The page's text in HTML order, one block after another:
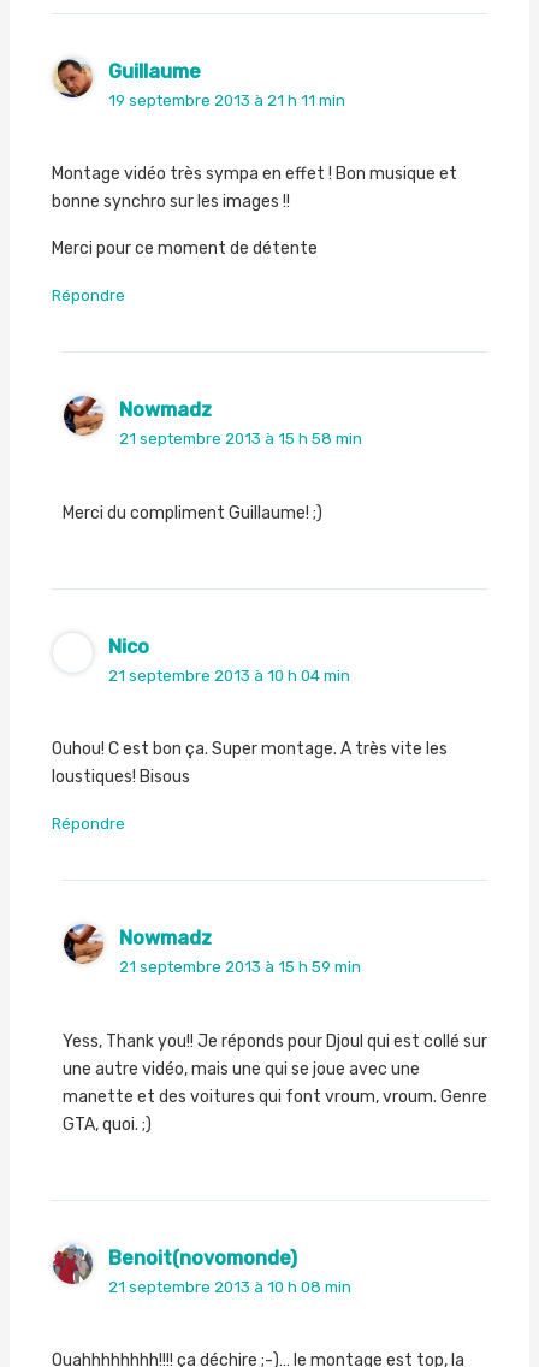
Guillaume
19 septembre 2013 à 21 h 11 min
Montage vidéo très sympa en effet ! Bon musique et
bonne synchro sur les images !!
Merci pour ce moment de détente
Répondre
Nowmadz
21 septembre 2013 à 15 h 58 min
Merci du compliment Guillaume! ;)
Nico
21 septembre 2013 à 10 h 04 min
Ouhou! C est bon ça. Super montage. A très vite les
loustiques! Bisous
Répondre
Nowmadz
21 septembre 2013 à 15 h 59 min
Yess, Thank you!! Je réponds pour Djoul qui est collé sur
une autre vidéo, mais une qui se joue avec une
manette et des voitures qui font vroum, vroum. Genre
GTA, quoi. ;)
Benoit(novomonde)
21 septembre 2013 à 10 h 08 min
Ouahhhhhhhh!!!! ça déchire ;-)… le montage est top, la